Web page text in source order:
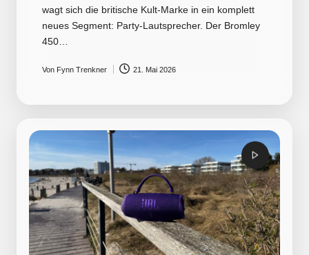
wagt sich die britische Kult-Marke in ein komplett
neues Segment: Party-Lautsprecher. Der Bromley
450…
Posted
Von Fynn Trenkner 21. Mai 2026